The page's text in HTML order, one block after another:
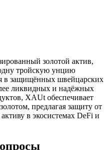
золотой актив,
тройскую унцию
в защищённых швейцарских
ликвидных и надёжных
XAUt обеспечивает
предлагая защиту от
в экосистемах DeFi и